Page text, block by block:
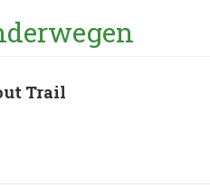
Trail